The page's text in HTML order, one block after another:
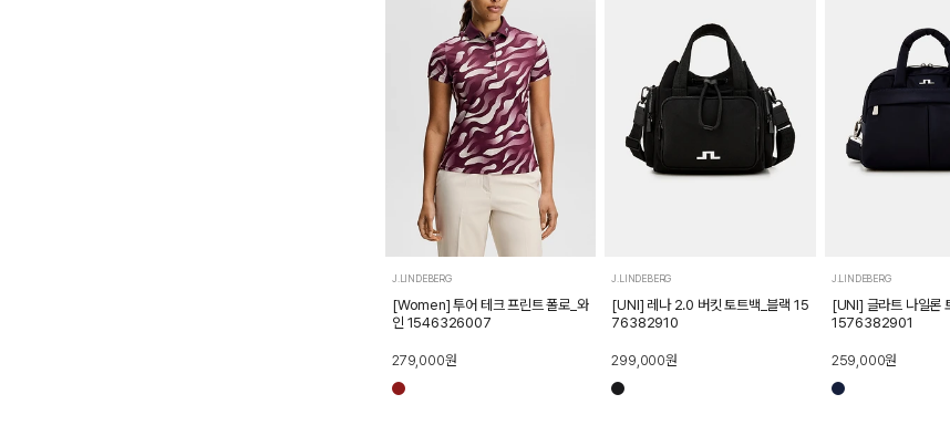
J.LINDEBERG
[Women] 투어 테크 프린트 폴로_와
인 1546326007
279,000원
J.LINDEBERG
[UNI] 레나 2.0 버킷 토트백_블랙 15
76382910
299,000원
J.LINDEBERG
[UNI] 글라트 나일론
1576382901
259,000원